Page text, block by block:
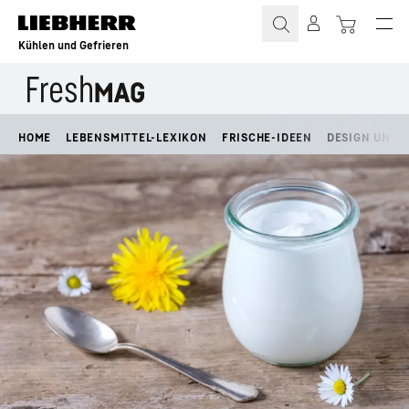
Zum Inhalt springen
Kühlen und Gefrieren
HOME LEBENSMITTEL-LEXIKON FRISCHE-IDEEN DESIGN UND